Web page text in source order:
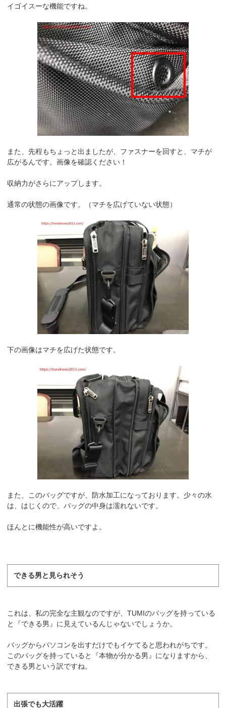
イゴイスーな機能ですね。
また、先程もちょっと出ましたが、ファスナーを回すと、マチが
広がるんです。画像を確認ください！
収納力がさらにアップします。
通常の状態の画像です。（マチを広げていない状態）
下の画像はマチを広げた状態です。
また、このバッグですが、防水加工になっております。少々の水
は、はじくので、バッグの中身は濡れないです。
ほんとに機能性が高いですよ。
できる男と見られそう
これは、私の完全な主観なのですが、TUMIのバッグを持っている
と『できる男』に見えているんじゃないでしょうか。
バッグからパソコンを出すだけでもイケてると思われがちです。
このバッグを持っていると『本物が分かる男』になりますから、
できる男という訳ですね。
出張でも大活躍